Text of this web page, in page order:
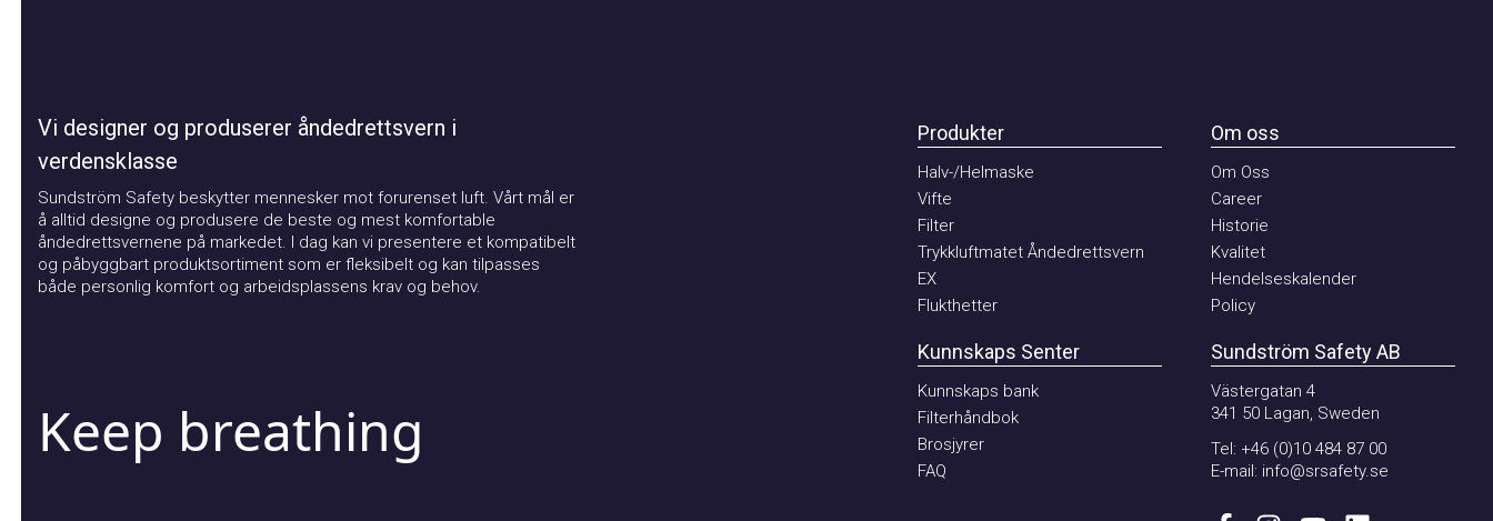
Vi designer og produserer åndedrettsvern i
verdensklasse
Sundström Safety beskytter mennesker mot forurenset luft. Vårt mål er
å alltid designe og produsere de beste og mest komfortable
åndedrettsvernene på markedet. I dag kan vi presentere et kompatibelt
og påbyggbart produktsortiment som er fleksibelt og kan tilpasses
både personlig komfort og arbeidsplassens krav og behov.
Keep breathing
Produkter
Halv-/Helmaske
Vifte
Filter
Trykkluftmatet Åndedrettsvern
Flukthetter
Kunnskaps Senter
Kunnskaps bank
Filterhåndbok
Brosjyrer
FAQ
Om oss
Om Oss
Career
Historie
Kvalitet
Hendelseskalender
Policy
Sundström Safety AB
Västergatan 4
341 50 Lagan, Sweden
Tel:+46 (0)10 484 87 00
E-mail:info@srsafety.se